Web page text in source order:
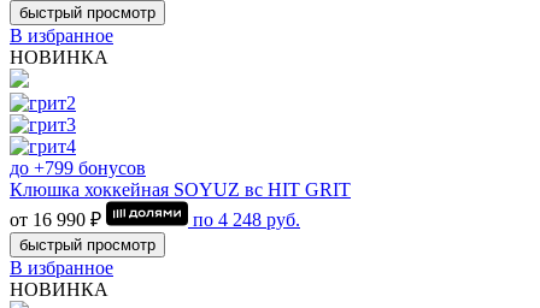
быстрый просмотр
В избранное
НОВИНКА
до +799 бонусов
Клюшка хоккейная SOYUZ вс HIT GRIT
от 16 990 ₽
по 4 248 руб.
быстрый просмотр
В избранное
НОВИНКА